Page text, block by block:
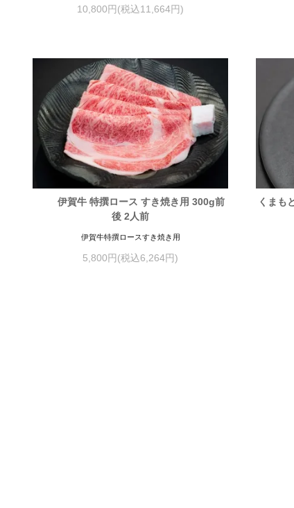
10,800円(税込11,664円)
伊賀牛 特撰ロース すき焼き用 300g前
後 2人前
伊賀牛特撰ロースすき焼き用
5,800円(税込6,264円)
くまも